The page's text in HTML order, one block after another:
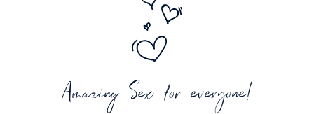
Amazing Sex for everyone!